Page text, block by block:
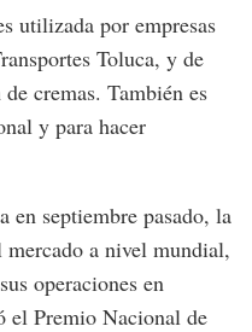
utilizada por empresas
Toluca, y de
cremas. También es
y para hacer
en septiembre pasado, la
a nivel mundial,
operaciones en
Premio Nacional de